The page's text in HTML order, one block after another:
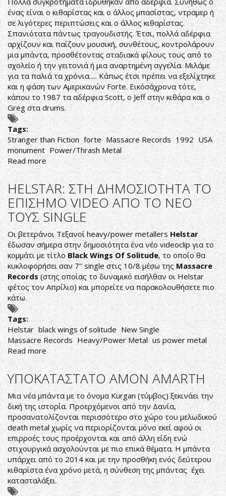
ΝΕΟΣ
ΤΟΥΣ
ΔΙΣΚΟΣ
ένας είναι ο κιθαρίστας και ο άλλος μπασίστας, ντραμερ ή
σε λιγότερες περιπτώσεις και ο άλλος κιθαρίστας.
Σπανιότατα πάντως τραγουδιστής. Έτσι, πολλά αδέρφια
αρχίζουν και παίζουν μουσική, συνθέτους, κοντρολάρουν
μια μπάντα, προσθέτοντας σταδιακά φίλους τους από το
σχολείο ή την γειτονιά ή μια αναρτημένη αγγελία. Μιλάμε
για τα παλιά τα χρόνια..... Κάπως έτσι πρέπει να εξελίχτηκε
και η φάση των Αμερικανών Forte. Εικόσάχρονα τότε,
κάπου το 1987 τα αδέρφια Scott, ο Jeff στην κιθάρα και ο
Greg στα drums.
Tags:
Stranger than Fiction forte Massacre Records 1992 USA
monument Power/Thrash Metal
Read more about
Forté-
Stranger
than
Fiction
HELSTAR: ΣΤΗ ΔΗΜΟΣΙΟΤΗΤΑ ΤΟ
ΕΠΙΣΗΜΟ VIDEO ΑΠΟ ΤΟ ΝΕΟ
ΤΟΥΣ SINGLE
Οι βετεράνοι Τεξανοί heavy/power metallersHelstar
έδωσαν σήμερα στην δημοσιότητα ένα νέο videoclip για το
κομμάτι με τίτλο Black Wings Of Solitude, το οποίο θα
κυκλοφορήσει σαν 7'' single στις 10/8 μέσω της Massacre
Records(στης οποίας το δυναμικό εισήλθαν οι Helstar
φέτος τον Απρίλιο) και μπορείτε να παρακολουθήσετε πιο
κάτω.
Tags:
Helstar black wings of solitude New Single
Massacre Records Heavy/Power Metal us power metal
Read more about
HELSTAR:
ΣΤΗ
ΔΗΜΟΣΙΟΤΗΤΑ
ΤΟ
ΕΠΙΣΗΜΟ
VIDEO
ΑΠΟ
ΤΟ
ΝΕΟ
ΤΟΥΣ
SINGLE
ΥΠΟΚΑΤΑΣΤΑΤΟ AMON AMARTH
Μια νέα μπάντα με το όνομα Kurgan (τύμβος) ξεκινάει την
δική της ιστορία. Προερχόμενοι από την Δανία,
προσανατολίζονται περισσότερο στο χώρο του μελωδικού
death metal χωρίς να περιορίζονται μόνο εκεί αφού οι
επιρροές τους προέρχονται και από άλλη είδη ενώ
στιχουργικά ασχολούνται με πιο επικά θέματα. Η μπάντα
υπάρχει από το 2014 και με την προσθήκη ενός δεύτερου
κιθαρίστα ένα χρόνο μετά, η σύνθεση της μπάντας έχει
κατασταλάξει.